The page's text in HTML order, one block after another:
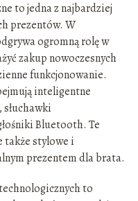
to jedna z najbardziej
prezentów. W
ogromną rolę w
zakup nowoczesnych
funkcjonowanie.
inteligentne
Bluetooth. Te
także stylowe i
prezentem dla brata.
to